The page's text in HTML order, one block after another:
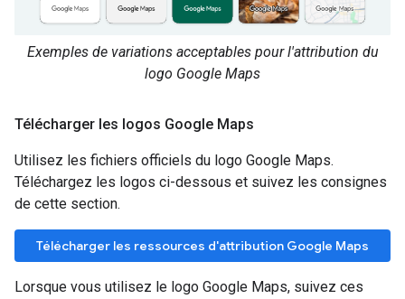
Exemples de variations acceptables pour l'attribution du
logo Google Maps
Télécharger les logos Google Maps
Utilisez les fichiers officiels du logo Google Maps.
Téléchargez les logos ci-dessous et suivez les consignes
de cette section.
Télécharger les ressources d'attribution Google Maps
Lorsque vous utilisez le logo Google Maps, suivez ces